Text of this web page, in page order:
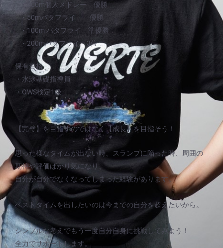
・200m個人メドレー 優勝
・50mバタフライ 優勝
・100m バタフライ 準優勝
・200mバタフライ 3位
保有資格
・水泳基礎指導員
・OWS検定1級
【完璧】を目指すのではなく【成長】を目指そう！
思った様なタイムが出ない時、スランプに陥った時、周囲の
期待や評価ばかり気になり、
自分が自分でなくなってしまった経験があります。
ベストタイムを出したいのは今までの自分を超えたいから。
シンプルな考えでもう一度自分自身に挑戦してみよう！
全力でサポートします。